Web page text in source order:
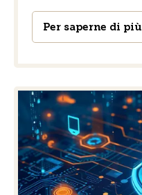
Per saperne di più